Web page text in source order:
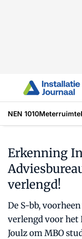
NEN 1010Meterruimte
Erkenning
verlengd!
De S-bb,
verlengd voor het
Joulz om MBO